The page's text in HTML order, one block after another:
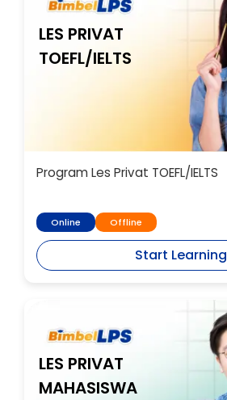
LES PRIVAT
TOEFL/IELTS
Program Les Privat TOEFL/IELTS
Online Offline
Start Learning
LES PRIVAT
MAHASISWA